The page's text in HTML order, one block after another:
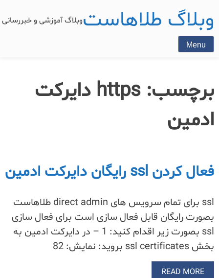
وبلاگ طلاهاستوبلاگ آموزشی و
Menu
برچسب:
https دایرکت
ادمین
فعال کردن ssl رایگان دایرکت ادمین
ssl برای تمام سرویس های direct admin طلاهاست
بصورت رایگان قابل فعال سازی است برای فعال سازی
ssl بصورت زیر اقدام کنید: 1 – در دایرکت ادمین به
بخش ssl certificates بروید: نمایش: 82
READ MORE